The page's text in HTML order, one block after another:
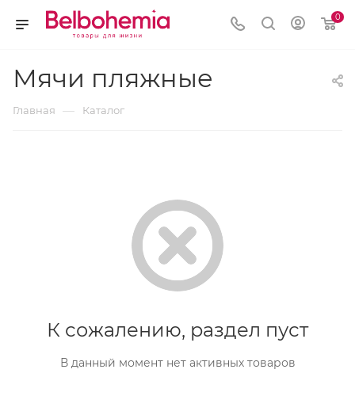
0
Мячи пляжные
Главная — Каталог
К сожалению, раздел пуст
В данный момент нет активных товаров